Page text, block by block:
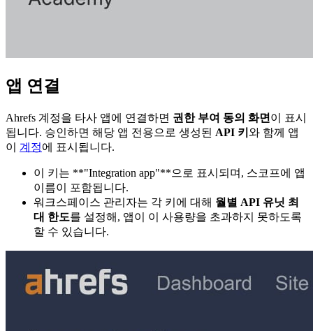
앱 연결
Ahrefs 계정을 타사 앱에 연결하면 권한 부여 동의 화면 이 표시
됩니다. 승인하면 해당 앱 전용으로 생성된 API 키 와 함께 앱
이 계정에 표시됩니다.
이 키는 **"Integration app"**으로 표시되며, 스코프에 앱
이름이 포함됩니다.
워크스페이스 관리자는 각 키에 대해 월별 API 유닛 최
대 한도를 설정해, 앱이 이 사용량을 초과하지 못하도록
할 수 있습니다.